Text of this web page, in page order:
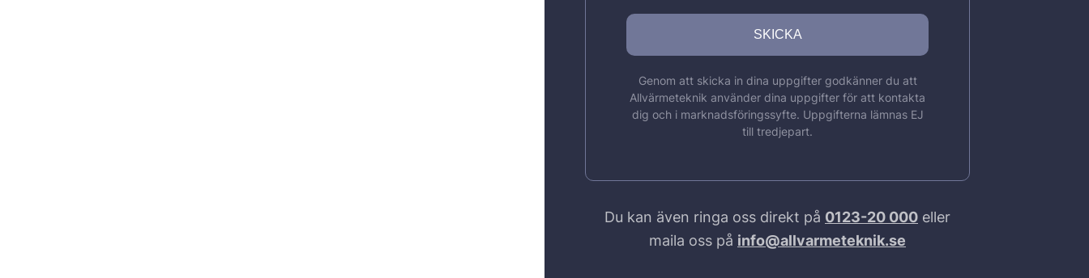
Genom att skicka in dina uppgifter godkänner du att
Allvärmeteknik använder dina uppgifter för att kontakta
dig och i marknadsföringssyfte. Uppgifterna lämnas EJ
till tredjepart.
Du kan även ringa oss direkt på 0123-20 000 eller
maila oss på info@allvarmeteknik.se